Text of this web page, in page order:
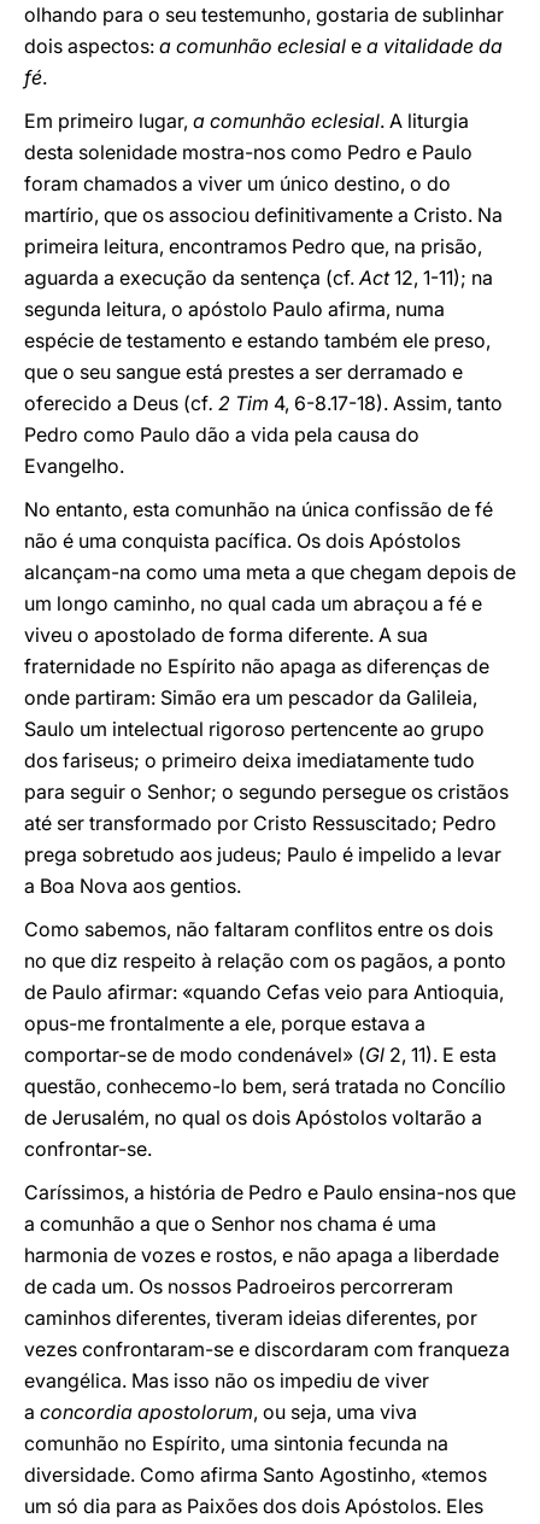
olhando para o seu testemunho, gostaria de sublinhar
dois aspectos: a comunhão eclesial e a vitalidade da
fé.
Em primeiro lugar, a comunhão eclesial. A liturgia
desta solenidade mostra-nos como Pedro e Paulo
foram chamados a viver um único destino, o do
martírio, que os associou definitivamente a Cristo. Na
primeira leitura, encontramos Pedro que, na prisão,
aguarda a execução da sentença (cf.Act12, 1-11); na
segunda leitura, o apóstolo Paulo afirma, numa
espécie de testamento e estando também ele preso,
que o seu sangue está prestes a ser derramado e
oferecido a Deus (cf. 2 Tim 4, 6-8.17-18). Assim, tanto
Pedro como Paulo dão a vida pela causa do
Evangelho.
No entanto, esta comunhão na única confissão de fé
não é uma conquista pacífica. Os dois Apóstolos
alcançam-na como uma meta a que chegam depois de
um longo caminho, no qual cada um abraçou a fé e
viveu o apostolado de forma diferente. A sua
fraternidade no Espírito não apaga as diferenças de
onde partiram: Simão era um pescador da Galileia,
Saulo um intelectual rigoroso pertencente ao grupo
dos fariseus; o primeiro deixa imediatamente tudo
para seguir o Senhor; o segundo persegue os cristãos
até ser transformado por Cristo Ressuscitado; Pedro
prega sobretudo aos judeus; Paulo é impelido a levar
a Boa Nova aos gentios.
Como sabemos, não faltaram conflitos entre os dois
no que diz respeito à relação com os pagãos, a ponto
de Paulo afirmar: «quando Cefas veio para Antioquia,
opus-me frontalmente a ele, porque estava a
comportar-se de modo condenável» (Gl 2, 11). E esta
questão, conhecemo-lo bem, será tratada no Concílio
de Jerusalém, no qual os dois Apóstolos voltarão a
confrontar-se.
Caríssimos, a história de Pedro e Paulo ensina-nos que
a comunhão a que o Senhor nos chama é uma
harmonia de vozes e rostos, e não apaga a liberdade
de cada um. Os nossos Padroeiros percorreram
caminhos diferentes, tiveram ideias diferentes, por
vezes confrontaram-se e discordaram com franqueza
evangélica. Mas isso não os impediu de viver
a concordia apostolorum, ou seja, uma viva
comunhão no Espírito, uma sintonia fecunda na
diversidade. Como afirma Santo Agostinho, «temos
um só dia para as Paixões dos dois Apóstolos. Eles